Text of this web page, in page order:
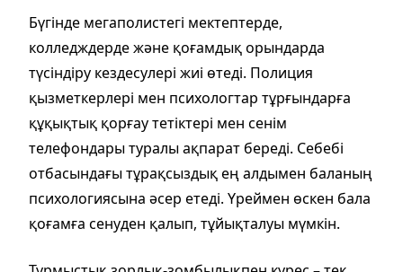
Бүгінде мегаполистегі мектептерде,
колледждерде және қоғамдық орындарда
түсіндіру кездесулері жиі өтеді. Полиция
қызметкерлері мен психологтар тұрғындарға
құқықтық қорғау тетіктері мен сенім
телефондары туралы ақпарат береді. Себебі
отбасындағы тұрақсыздық ең алдымен баланың
психологиясына әсер етеді. Үреймен өскен бала
қоғамға сенуден қалып, тұйықталуы мүмкін.